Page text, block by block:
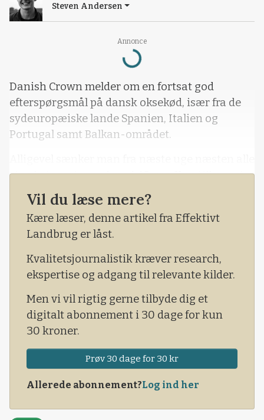
Annonce
Loading...
Steven Andersen
Danish Crown melder om en fortsat god
efterspørgsmål på dansk oksekød, især fra de
sydeuropæiske lande Spanien, Italien og
Portugal samt Balkan-området.
sine kategorier ned med 40 øre. Kun tillægget
for Friland Naturpleje stiger, med 50 øre.
Det danske marked er under pres, men man
lykkedes alligevel med at finde gode
Vil du læse mere?
Kære læser, denne artikel fra Effektivt
Landbrug er låst.
Kvalitetsjournalistik kræver research,
ekspertise og adgang til relevante kilder.
Men vi vil rigtig gerne tilbyde dig et
digitalt abonnement i 30 dage for kun
30 kroner.
Prøv 30 dage for 30 kr
Allerede abonnement?Log ind her